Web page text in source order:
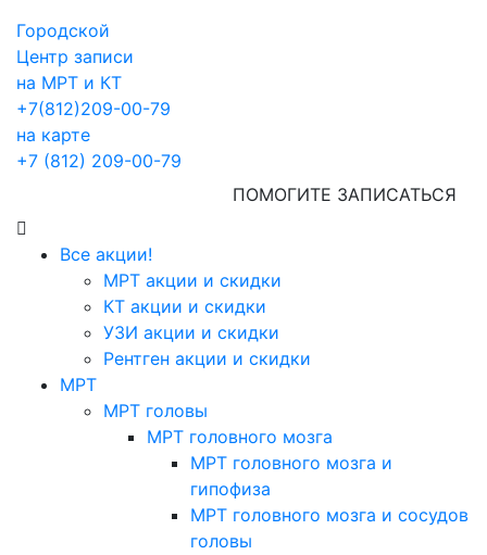
Городской
Центр записи
на МРТ и КТ
+7(812)209-00-79
на карте
+7 (812) 209-00-79
ПОМОГИТЕ ЗАПИСАТЬСЯ
Все акции!
МРТ акции и скидки
КТ акции и скидки
УЗИ акции и скидки
Рентген акции и скидки
МРТ
МРТ головы
МРТ головного мозга
МРТ головного мозга и
гипофиза
МРТ головного мозга и сосудов
головы